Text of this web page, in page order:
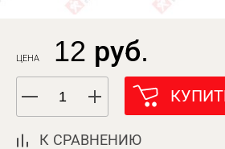
ЦЕНА 12 руб.
К СРАВНЕНИЮ